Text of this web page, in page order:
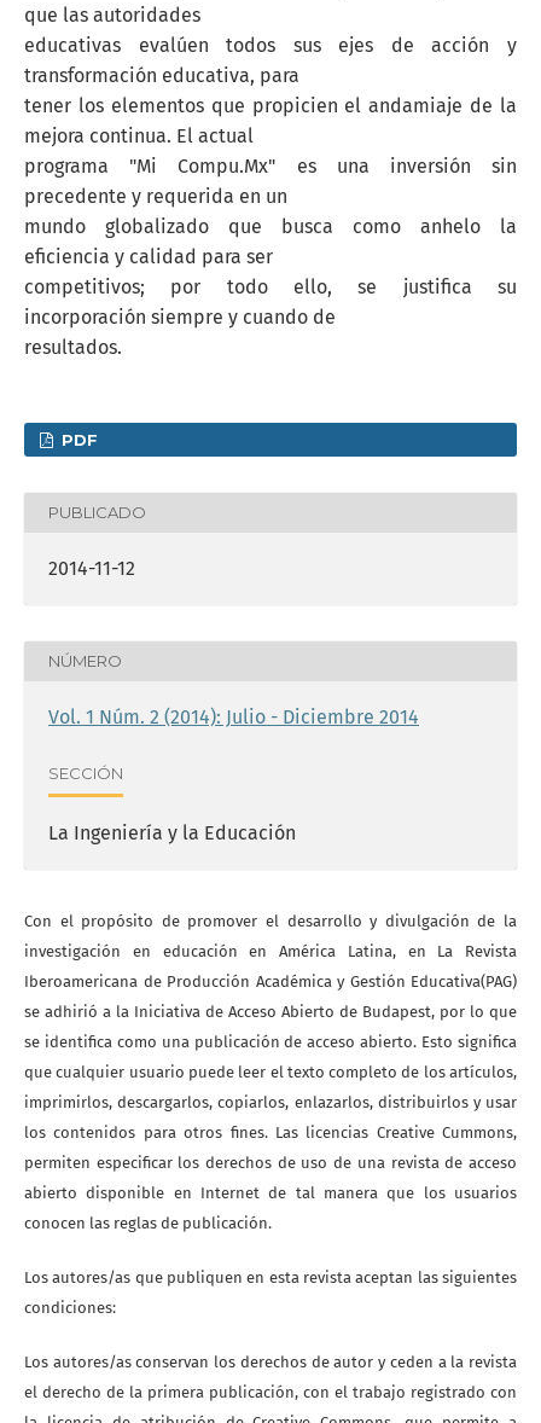
que las autoridades
educativas evalúen todos sus ejes de acción y
transformación educativa, para
tener los elementos que propicien el andamiaje de la
mejora continua. El actual
programa "Mi Compu.Mx" es una inversión sin
precedente y requerida en un
mundo globalizado que busca como anhelo la
eficiencia y calidad para ser
competitivos; por todo ello, se justifica su
incorporación siempre y cuando de
resultados.
PDF
PUBLICADO
2014-11-12
NÚMERO
Vol. 1 Núm. 2 (2014): Julio - Diciembre 2014
SECCIÓN
La Ingeniería y la Educación
Con el propósito de promover el desarrollo y divulgación de la
investigación en educación en América Latina, en La Revista
Iberoamericana de Producción Académica y Gestión Educativa(PAG)
se adhirió a la Iniciativa de Acceso Abierto de Budapest, por lo que
se identifica como una publicación de acceso abierto. Esto significa
que cualquier usuario puede leer el texto completo de los artículos,
imprimirlos, descargarlos, copiarlos, enlazarlos, distribuirlos y usar
los contenidos para otros fines. Las licencias Creative Cummons,
permiten especificar los derechos de uso de una revista de acceso
abierto disponible en Internet de tal manera que los usuarios
conocen las reglas de publicación.
Los autores/as que publiquen en esta revista aceptan las siguientes
condiciones:
Los autores/as conservan los derechos de autor y ceden a la revista
el derecho de la primera publicación, con el trabajo registrado con